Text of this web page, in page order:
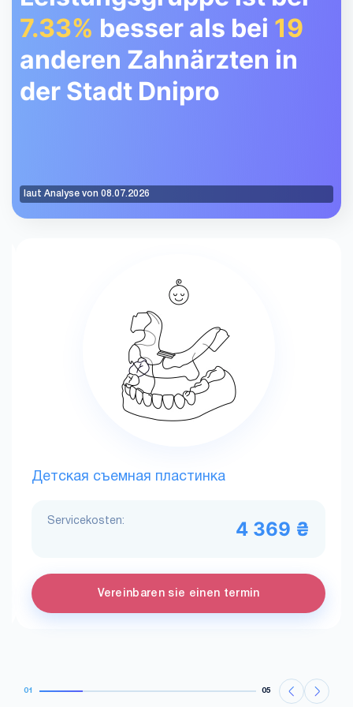
7.33% besser als bei 19
anderen Zahnärzten in
der Stadt Dnipro
laut Analyse von 08.07.2026
Детская съемная пластинка
Servicekosten: 4 369 ₴
Vereinbaren sie einen termin
01 05